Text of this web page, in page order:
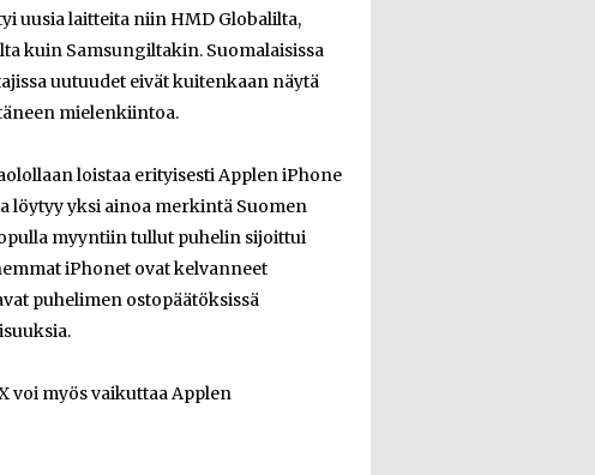
uusia laitteita niin HMD Globalilta,
kuin Samsungiltakin. Suomalaisissa
uutuudet eivät kuitenkaan näytä
mielenkiintoa.
loistaa erityisesti Applen iPhone
löytyy yksi ainoa merkintä Suomen
myyntiin tullut puhelin sijoittui
iPhonet ovat kelvanneet
puhelimen ostopäätöksissä
voi myös vaikuttaa Applen